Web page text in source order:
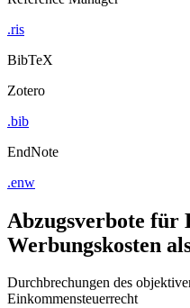
.ris
BibTeX
Zotero
.bib
EndNote
.enw
Abzugsverbote für
Werbungskosten
Durchbrechungen des
Einkommensteuerrecht